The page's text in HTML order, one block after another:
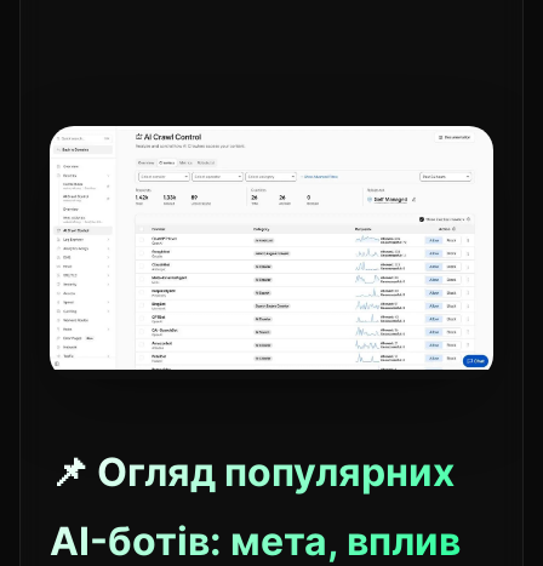
📌 Огляд популярних
AI-ботів: мета, вплив